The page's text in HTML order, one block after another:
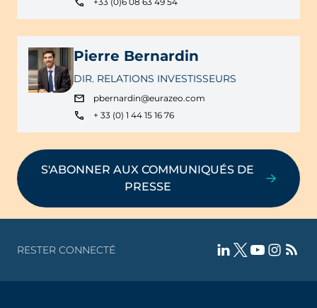
Pierre Bernardin
DIR. RELATIONS INVESTISSEURS
pbernardin@eurazeo.com
+ 33 (0) 1 44 15 16 76
S'ABONNER AUX COMMUNIQUÉS DE
PRESSE
RESTER CONNECTÉ